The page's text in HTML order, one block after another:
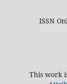
ISSN
This work